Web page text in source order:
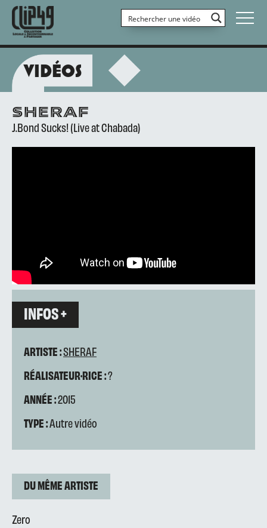
VIDÉOS
SHERAF
J.Bond Sucks! (Live at Chabada)
INFOS +
ARTISTE :SHERAF
RÉALISATEUR·RICE :?
ANNÉE :2015
TYPE :Autre vidéo
DU MÊME ARTISTE
Zero